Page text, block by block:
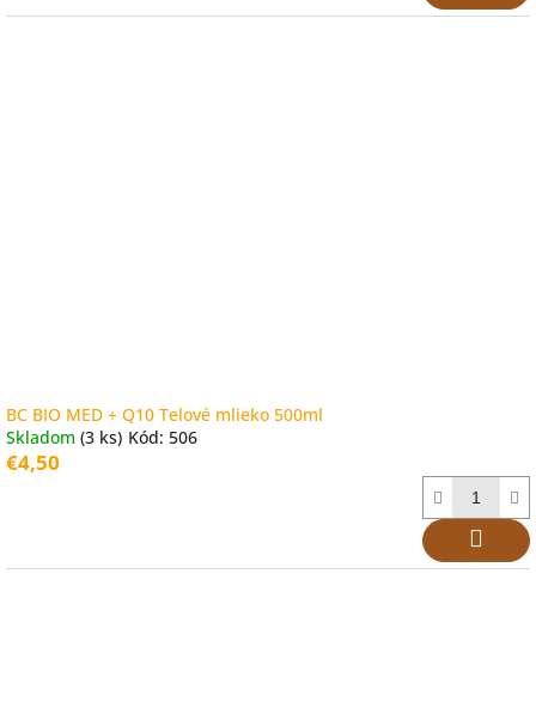
BC BIO MED + Q10 Telové mlieko 500ml
Skladom (3 ks) Kód: 506
€4,50